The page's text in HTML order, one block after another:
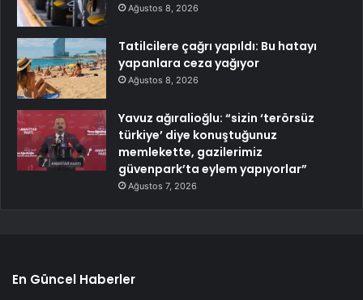
Ağustos 8, 2026
Tatilcilere çağrı yapıldı: Bu hatayı
yapanlara ceza yağıyor
Ağustos 8, 2026
Yavuz ağıralioğlu: “sizin ‘terörsüz
türkiye’ diye konuştuğunuz
memlekette, gazilerimiz
güvenpark’ta eylem yapıyorlar”
Ağustos 7, 2026
En Güncel Haberler